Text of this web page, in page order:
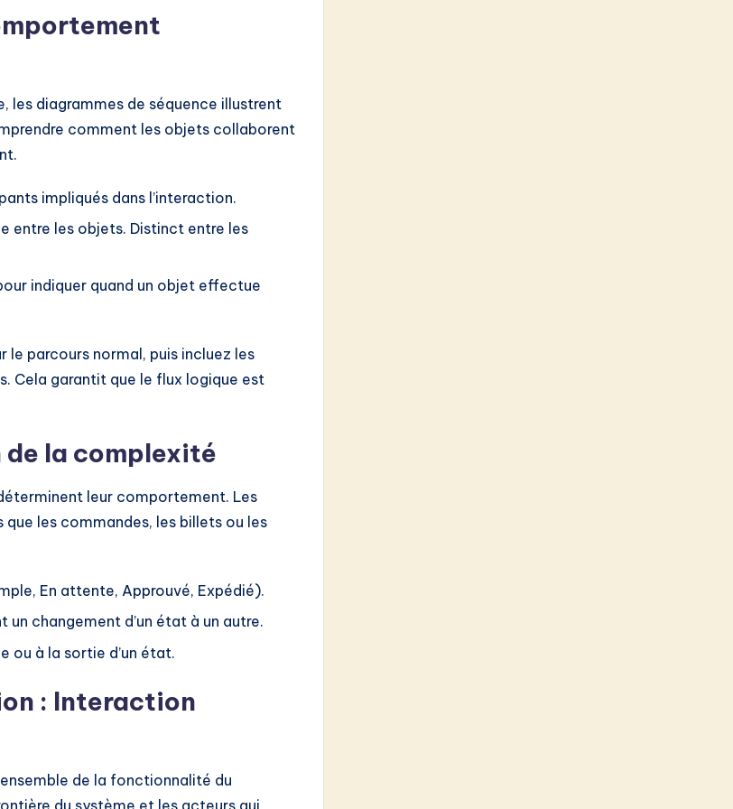
les diagrammes de séquence illustrent
comment les objets collaborent
impliqués dans l’interaction.
entre les objets. Distinct entre les
indiquer quand un objet effectue
parcours normal, puis incluez les
Cela garantit que le flux logique est
de la complexité
leur comportement. Les
les commandes, les billets ou les
En attente, Approuvé, Expédié).
changement d’un état à un autre.
ou à la sortie d’un état.
: Interaction
de la fonctionnalité du
du système et les acteurs qui